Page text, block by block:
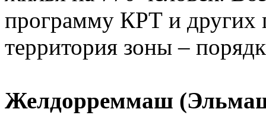
программу КРТ и других
территория зоны –
Желдорреммаш